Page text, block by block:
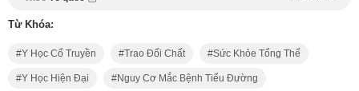
Từ Khóa:
Y Học Cổ Truyền Trao Đổi Chất Sức Khỏe Tổng Thể
Y Học Hiện Đại Nguy Cơ Mắc Bệnh Tiểu Đường